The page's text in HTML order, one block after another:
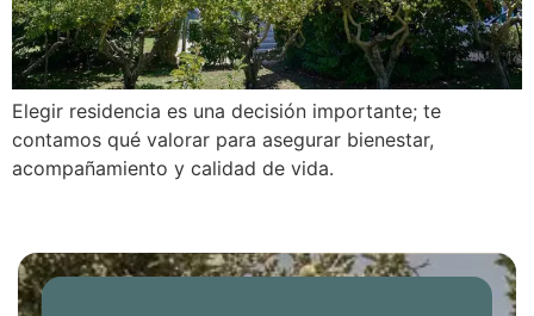
Elegir residencia es una decisión importante; te
contamos qué valorar para asegurar bienestar,
acompañamiento y calidad de vida.